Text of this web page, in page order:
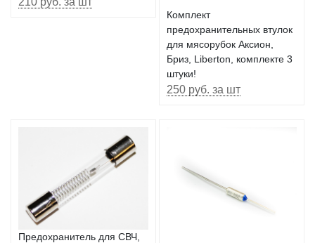
Комплект
предохранительных втулок
для мясорубок Аксион,
Бриз, Liberton, комплекте 3
штуки!
250 руб. за шт
Предохранитель для СВЧ,